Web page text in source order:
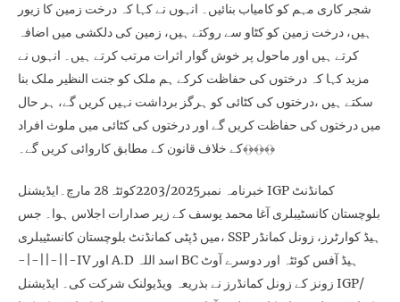
شجر کاری مہم کو کامیاب بنائیں۔ انہوں نے کہا کہ درخت زمین کا زیور
ہیں، درخت زمین کو کٹاو سے روکتے ہیں، زمین کی دلکشی میں اضافہ
کرتے ہیں اور ماحول پر خوش گوار اثرات مرتب کرتے ہیں۔ انہوں نے
مزید کہا کہ درختوں کی حفاظت کرکے ہم ملک کو جنت النظیر ملک بنا
سکتے ہیں ،درختوں کی کٹائی کو ہرگز برداشت نہیں کریں گے، ہر حال
میں درختوں کی حفاظت کریں گے اور درختوں کی کٹائی میں ملوث افراد
کے خلاف قانون کے مطابق کاروائی کریں گے۔﴾﴿﴾﴿﴾﴿
خبرنامہ نمبر2203/2025کوئٹہ28 مارچ۔ایڈیشنل IGP کمانڈنٹ
بلوچستان کانسٹیبلری آغا محمد یوسف کے زیر صدارات اجلاس ہوا۔ جس
میں ڈپٹی کمانڈنٹ بلوچستان کانسٹیبلری، SSP ہیڈ کوارٹرز، زونل کمانڈر
-|-||-||-IV اور A.D اسد اللہ BC ہیڈ آفس کوئٹہ اور دوسرے آوٹ
زونز کے زونل کمانڈرز نے بذریعہ ویڈیولنک شرکت کی۔ ایڈیشنل IGP/